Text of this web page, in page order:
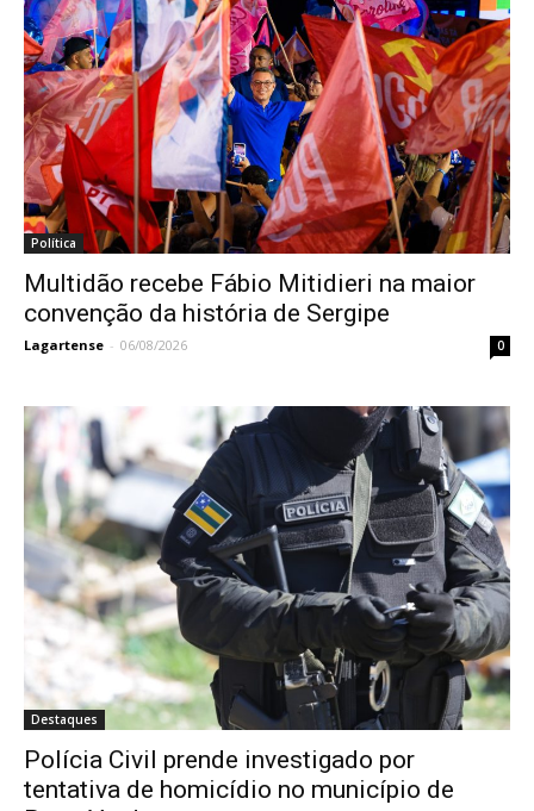
Política
Multidão recebe Fábio Mitidieri na maior
convenção da história de Sergipe
Lagartense - 06/08/2026 0
Destaques
Polícia Civil prende investigado por
tentativa de homicídio no município de